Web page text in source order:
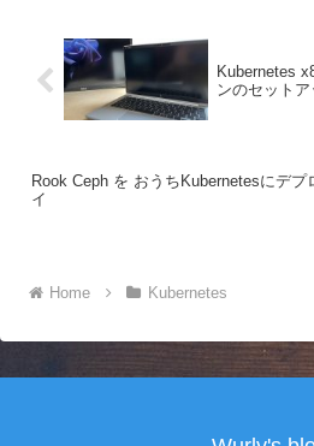
Kubernetes
ンのセットア
Rook Ceph を おうちKubernetesにデプ
イ
Home Kubernetes